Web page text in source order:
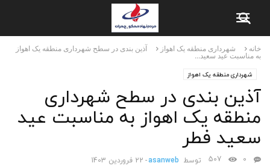
خانه شهرداری منطقه یک اهواز
آذین بندی در سطح شهرداری منطقه یک اهواز
به مناسبت عید سعید...
شهرداری منطقه یک اهواز
آذین بندی در سطح شهرداری
منطقه یک اهواز به مناسبت عید
سعید فطر
توسط asanweb
- 22 فروردین 1403 0
507